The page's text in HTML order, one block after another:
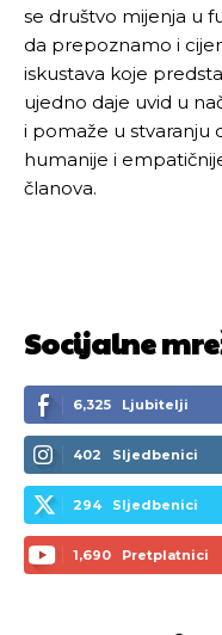
se društvo mijenja u
da prepoznamo i
iskustava koje
ujedno daje uvid u
i pomaže u stvaranju
humanije i
članova.
Socijalne
6,325 Ljubitelji
402 Sljedbenici
294 Sljedbenici
1,690 Pretplatnici